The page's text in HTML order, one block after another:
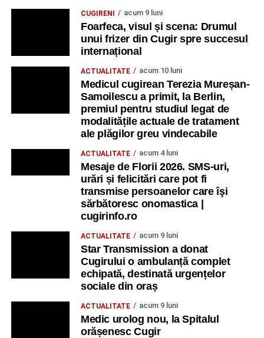
CUGIRENI acum 9 luni
Foarfeca, visul și scena: Drumul
unui frizer din Cugir spre succesul
internațional
ACTUALITATE acum 10 luni
Medicul cugirean Terezia Mureșan-
Samoilescu a primit, la Berlin,
premiul pentru studiul legat de
modalitățile actuale de tratament
ale plăgilor greu vindecabile
ACTUALITATE acum 4 luni
Mesaje de Florii 2026. SMS-uri,
urări și felicitări care pot fi
transmise persoanelor care îşi
sărbătoresc onomastica |
cugirinfo.ro
ACTUALITATE acum 9 luni
Star Transmission a donat
Cugirului o ambulanță complet
echipată, destinată urgențelor
sociale din oraș
ACTUALITATE acum 9 luni
Medic urolog nou, la Spitalul
orășenesc Cugir